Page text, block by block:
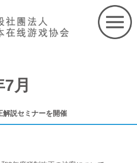
月
説セミナーを開催